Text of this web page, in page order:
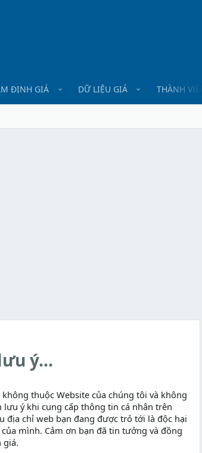
ĐỊNH GIÁ DỮ LIỆU GIÁ THÀNH VIÊN
ý...
thuộc Website của chúng tôi và không
ý khi cung cấp thông tin cá nhân trên
địa chỉ web bạn đang được trỏ tới là độc hại
mình. Cảm ơn bạn đã tin tưởng và đồng
giá.